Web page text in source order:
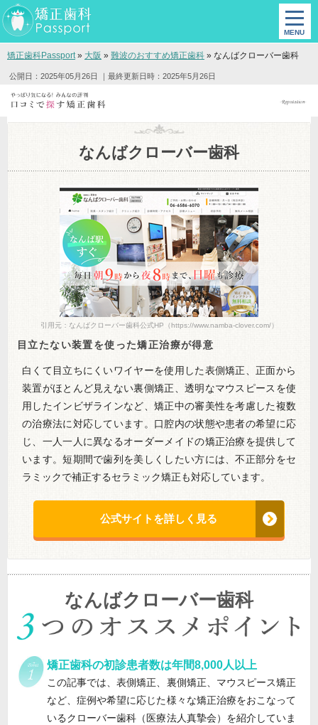
矯正歯科Passport» 大阪 » 難波のおすすめ矯正歯科 » なんばクローバー歯科
公開日：2025年05月26日 ｜最終更新日時：2025年5月26日
なんばクローバー歯科
引用元：なんばクローバー歯科公式HP（https://www.namba-clover.com/）
目立たない装置を使った矯正治療が得意
白くて目立ちにくいワイヤーを使用した表側矯正、正面から
装置がほとんど見えない裏側矯正、透明なマウスピースを使
用したインビザラインなど、矯正中の審美性を考慮した複数
の治療法に対応しています。口腔内の状態や患者の希望に応
じ、一人一人に異なるオーダーメイドの矯正治療を提供して
います。短期間で歯列を美しくしたい方には、不正部分をセ
ラミックで補正するセラミック矯正も対応しています。
公式サイトを詳しく見る
なんばクローバー歯科
矯正歯科の初診患者数は年間8,000人以上
この記事では、表側矯正、裏側矯正、マウスピース矯正
など、症例や希望に応じた様々な矯正治療をおこなって
いるクローバー歯科（医療法人真摯会）を紹介していま